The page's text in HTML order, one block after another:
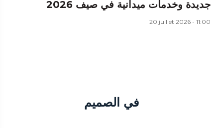
جديدة وخدمات ميدانية في صيف 2026
20 juillet 2026 - 11:00
في الصميم